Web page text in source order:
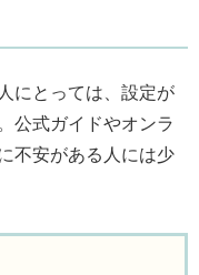
にとっては、設定が
公式ガイドやオンラ
不安がある人には少